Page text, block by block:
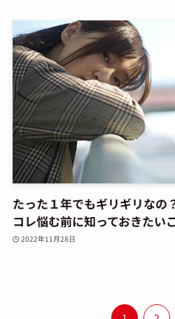
たった１年でもギリギリなの
コレ悩む前に知っておきたい
2022年11月28日